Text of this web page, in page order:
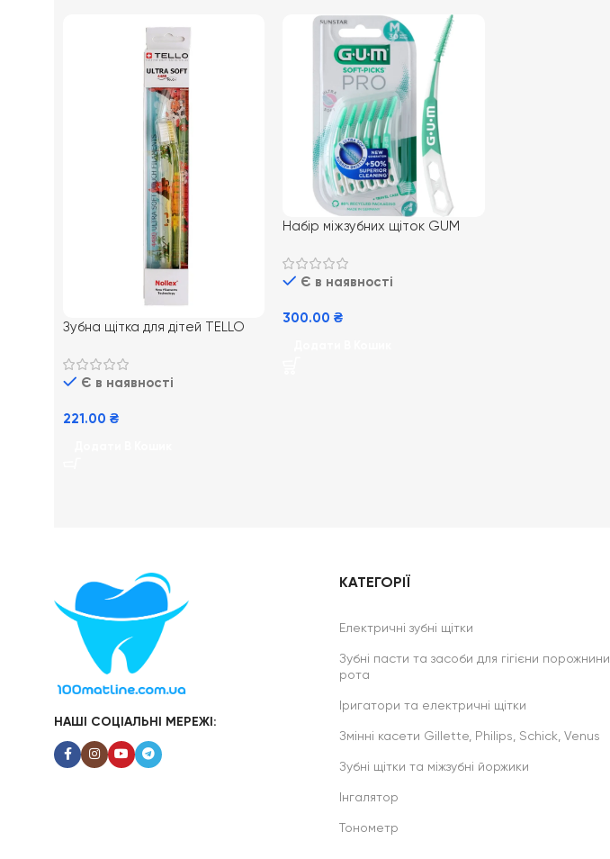
Зубна щітка для дітей TELLO
Є в наявності
221.00 ₴
Набір міжзубних щіток GUM
ідеальної гігієни рота
Є в наявності
300.00₴
НАШІ СОЦІАЛЬНІ МЕРЕЖІ:
КАТЕГОРІЇ
Електричні зубні щітки
Зубні пасти та засоби для гігієни порожнини
рота
Іригатори та електричні щітки
Змінні касети Gillette, Philips, Schick, Venus
Зубні щітки та міжзубні йоржики
Інгалятор
Тонометр